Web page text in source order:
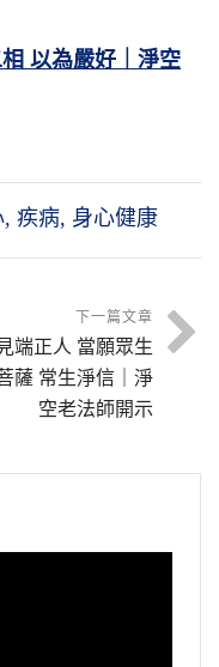
以為嚴好｜淨空
, 疾病, 身心健康
下一篇文章
端正人 當願眾生
薩 常生淨信｜淨
空老法師開示